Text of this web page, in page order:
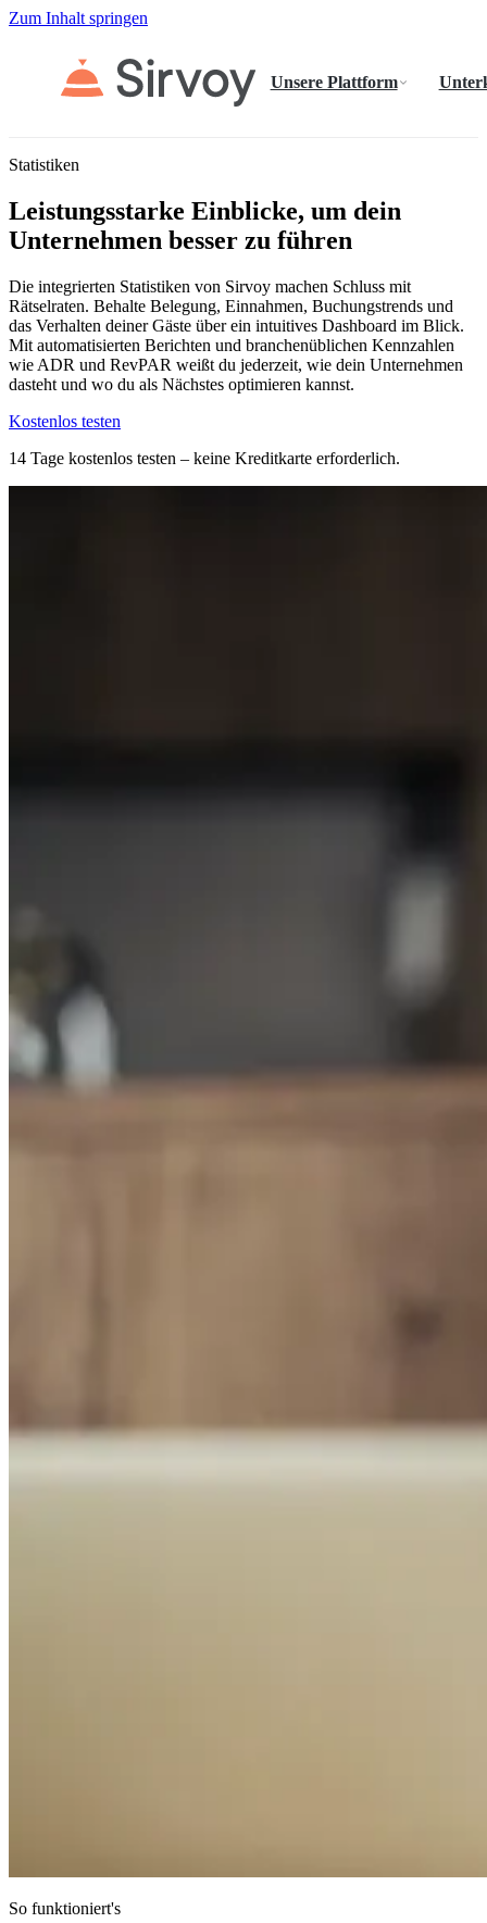
Zum Inhalt springen
Unsere Plattform
Statistiken
Leistungsstarke Einblicke, um dein
Unternehmen besser zu führen
Die integrierten Statistiken von Sirvoy machen Schluss mit
Rätselraten. Behalte Belegung, Einnahmen, Buchungstrends und
das Verhalten deiner Gäste über ein intuitives Dashboard im Blick.
Mit automatisierten Berichten und branchenüblichen Kennzahlen
wie ADR und RevPAR weißt du jederzeit, wie dein Unternehmen
dasteht und wo du als Nächstes optimieren kannst.
Kostenlos testen
14 Tage kostenlos testen – keine Kreditkarte erforderlich.
So funktioniert's